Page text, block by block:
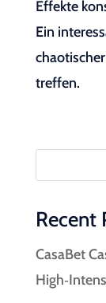
Effekte
Ein
treffen.
Recent
CasaBet